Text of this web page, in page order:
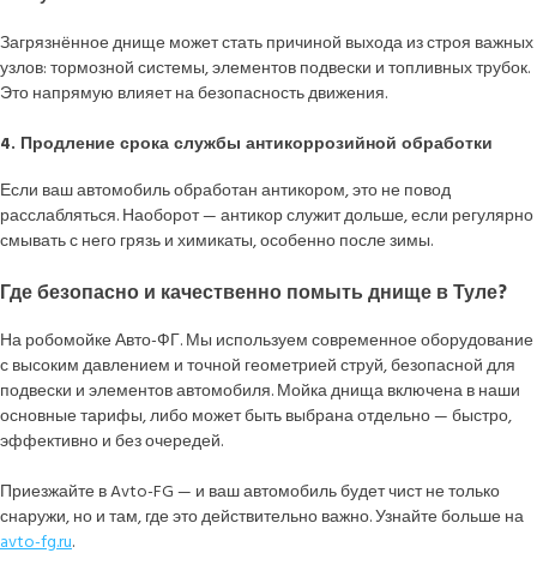
Загрязнённое днище может стать причиной выхода из строя важных
узлов: тормозной системы, элементов подвески и топливных трубок.
Это напрямую влияет на безопасность движения.
4. Продление срока службы антикоррозийной обработки
Если ваш автомобиль обработан антикором, это не повод
расслабляться. Наоборот — антикор служит дольше, если регулярно
смывать с него грязь и химикаты, особенно после зимы.
Где безопасно и качественно помыть днище в Туле?
На робомойке Авто-ФГ. Мы используем современное оборудование
с высоким давлением и точной геометрией струй, безопасной для
подвески и элементов автомобиля. Мойка днища включена в наши
основные тарифы, либо может быть выбрана отдельно — быстро,
эффективно и без очередей.
Приезжайте в Avto-FG — и ваш автомобиль будет чист не только
снаружи, но и там, где это действительно важно. Узнайте больше на
avto-fg.ru.